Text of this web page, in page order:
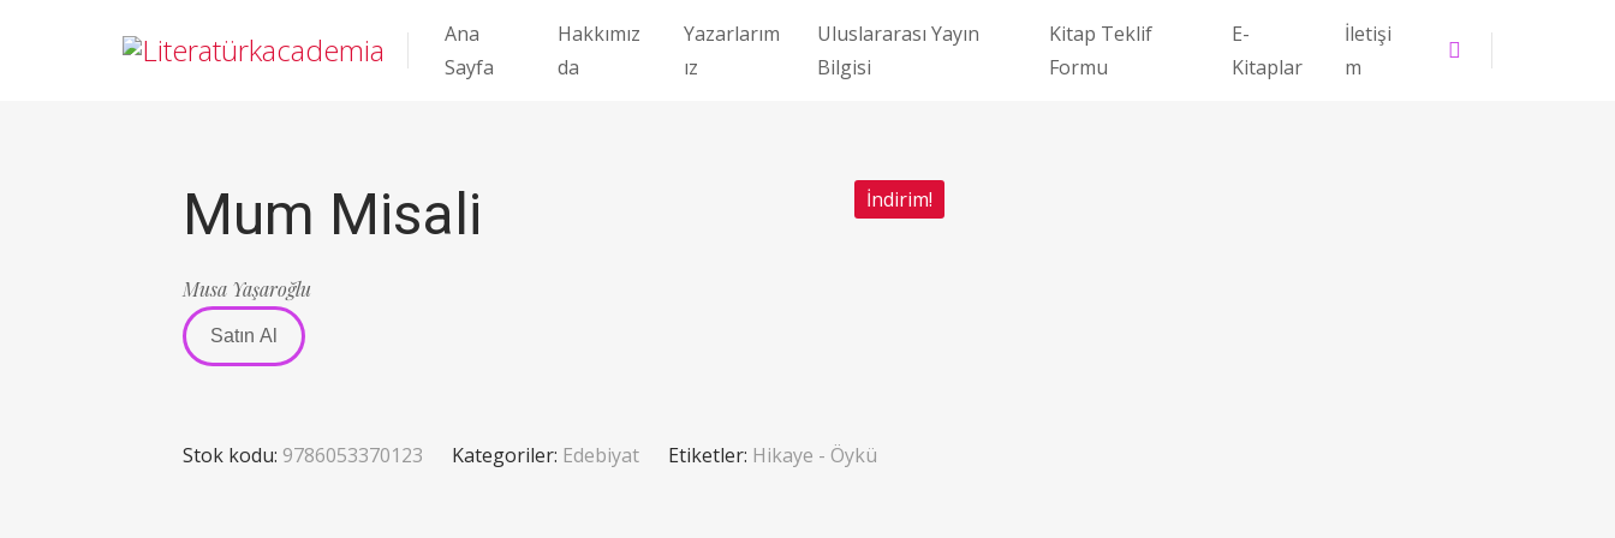
Ana
Sayfa
Hakkımız
da
Yazarlarım
ız
Uluslararası Yayın
Bilgisi
Kitap Teklif
Formu
E-
Kitaplar
İletişi
m
İndirim!
Mum Misali
Musa Yaşaroğlu
Satın Al
Stok kodu: 9786053370123 Kategoriler: Edebiyat Etiketler: Hikaye - Öykü